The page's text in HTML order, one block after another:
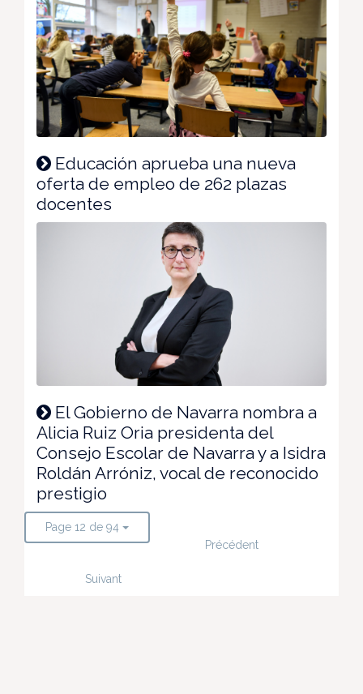
Educación aprueba una nueva
oferta de empleo de 262 plazas
docentes
El Gobierno de Navarra nombra a
Alicia Ruiz Oria presidenta del
Consejo Escolar de Navarra y a Isidra
Roldán Arróniz, vocal de reconocido
prestigio
Page 12 de 94
Précédent
Suivant